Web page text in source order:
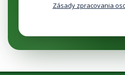
Zásady zpracovania